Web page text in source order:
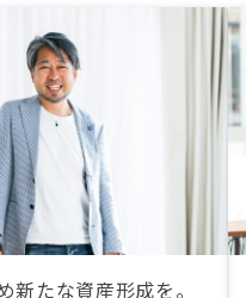
新たな資産形成を。